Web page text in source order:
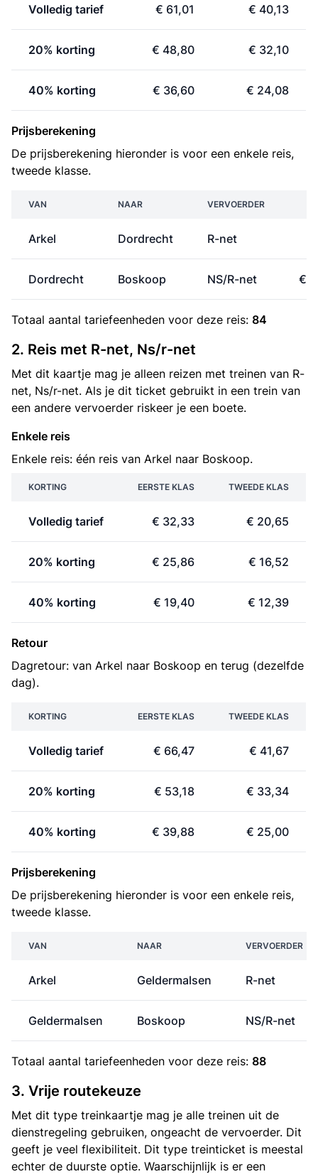
Volledig tarief € 61,01 € 40,13
20% korting € 48,80 € 32,10
40% korting € 36,60 € 24,08
Prijsberekening
De prijsberekening hieronder is voor een enkele reis,
tweede klasse.
VAN NAAR VERVOERDER
Arkel Dordrecht R-net
Dordrecht Boskoop NS/R-net €
Totaal aantal tariefeenheden voor deze reis: 84
2. Reis met R-net, Ns/r-net
Met dit kaartje mag je alleen reizen met treinen van R-
net, Ns/r-net. Als je dit ticket gebruikt in een trein van
een andere vervoerder riskeer je een boete.
Enkele reis
Enkele reis: één reis van Arkel naar Boskoop.
KORTING EERSTE KLAS TWEEDE KLAS
Volledig tarief € 32,33 € 20,65
20% korting € 25,86 € 16,52
40% korting € 19,40 € 12,39
Retour
Dagretour: van Arkel naar Boskoop en terug (dezelfde
dag).
KORTING EERSTE KLAS TWEEDE KLAS
Volledig tarief € 66,47 € 41,67
20% korting € 53,18 € 33,34
40% korting € 39,88 € 25,00
Prijsberekening
De prijsberekening hieronder is voor een enkele reis,
tweede klasse.
VAN NAAR VERVOERDER
Arkel Geldermalsen R-net
Geldermalsen Boskoop NS/R-net
Totaal aantal tariefeenheden voor deze reis: 88
3. Vrije routekeuze
Met dit type treinkaartje mag je alle treinen uit de
dienstregeling gebruiken, ongeacht de vervoerder. Dit
geeft je veel flexibiliteit. Dit type treinticket is meestal
echter de duurste optie. Waarschijnlijk is er een